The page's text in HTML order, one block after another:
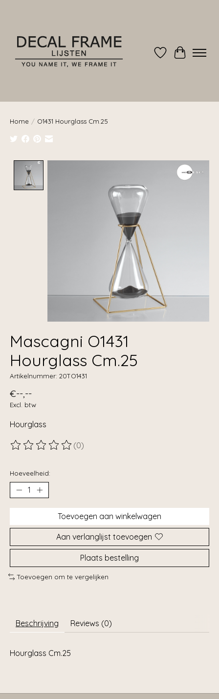
Verlanglijst
Home / O1431 Hourglass Cm.25
Mascagni O1431
Hourglass Cm.25
Artikelnummer: 20TO1431
€--,--
Excl. btw
Hourglass
De beoordeling van dit product is
(0)
Hoeveelheid:
Toevoegen aan winkelwagen
Aan verlanglijst toevoegen
Plaats bestelling
Toevoegen om te vergelijken
Beschrijving Reviews (0)
Hourglass Cm.25